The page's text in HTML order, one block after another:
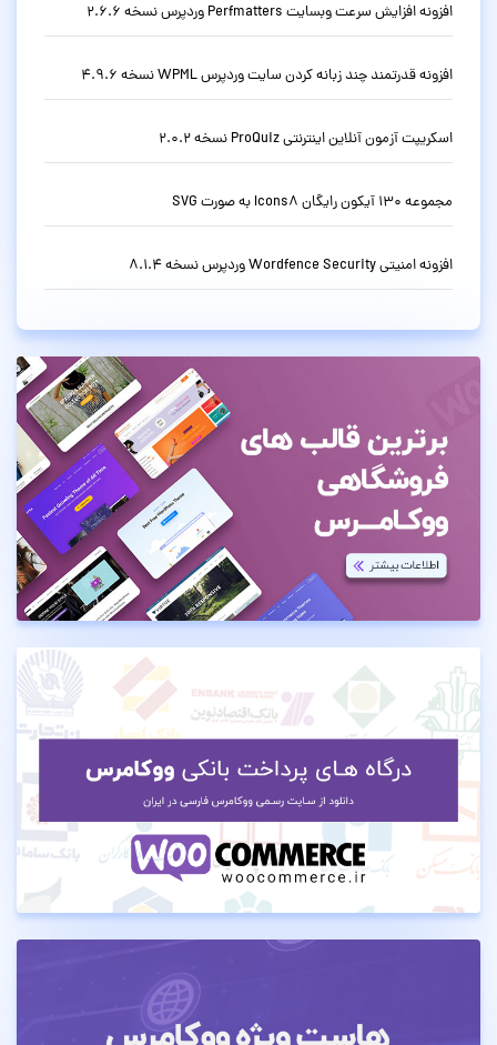
افزونه افزایش سرعت وبسایت Perfmatters وردپرس نسخه 2.6.6
افزونه قدرتمند چند زبانه کردن سایت وردپرس WPML نسخه 4.9.6
اسکریپت آزمون آنلاین اینترنتی ProQuiz نسخه 2.0.2
مجموعه 130 آیکون رایگان Icons8 به صورت SVG
افزونه امنیتی Wordfence Security وردپرس نسخه 8.1.4